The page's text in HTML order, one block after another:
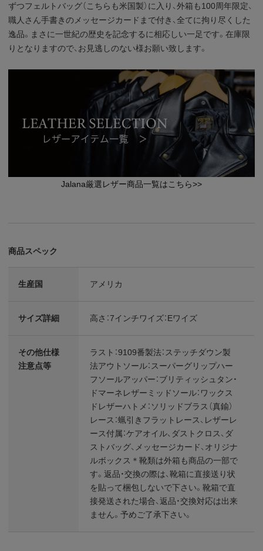
ずつフェルトバッグ（こちらも米国製）に入り、外箱も100周年限定、
職人さん手書きのメッセージカードまで付き、全てに拘り尽くした
逸品。まさに一世紀の歴史を記念するに相応しい一足です。在庫限
りとなりますので、お見逃しのない様お願い致します。
Jalana厳選レザー商品一覧はこちら>>
商品スペック
生産国 アメリカ
サイズ詳細 高さ：7インチワイズ：Eワイズ
その他仕様
注意点等
ラスト：9109番製法：ステッチダウン製
法アウトソール：スーパーグリップハー
フソールアッパー：ブリティッシュタン・
ドマーネレザーミッドソール：ワックス
ドレザーハトメ：ソリッドブラス（真鍮）
レース：蝋引きフラットレース、レザーレ
ース付属：ケアオイル、ダストクロス、ダ
ストバッグ、メッセージカード、オリジナ
ルボックス＊靴類は外箱も商品の一部で
す。返品・交換の際は、靴箱に直接送り状
を貼って梱包しないで下さい。靴箱で直
接発送された場合、返品・交換対応は出来
ません。予めご了承下さい。